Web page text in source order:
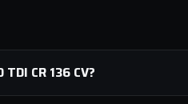
CR 136 CV?